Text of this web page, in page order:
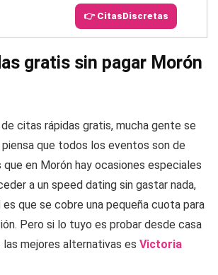
👉 CitasDiscretas
gratis sin pagar Morón
citas rápidas gratis, mucha gente se
que todos los eventos son de
en Morón hay ocasiones especiales
a un speed dating sin gastar nada,
es que se cobre una pequeña cuota para
Pero si lo tuyo es probar desde casa
las mejores alternativas es Victoria